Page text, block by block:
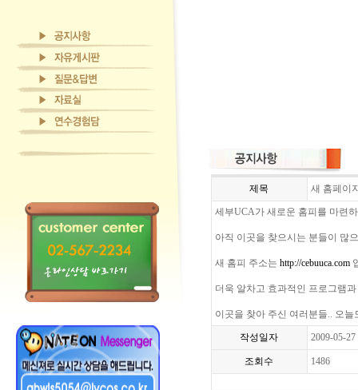
제목 새 홈페이
세부UCA가 새로운 홈피를 마련
아직 이곳을 찾으시는 분들이 많
새 홈피 주소는http://cebuuca.com
더욱 알차고 효과적인 프로그램
이곳을 찾아 주신 여러분들.. 오
작성일자 2009-05-27
조회수 1486